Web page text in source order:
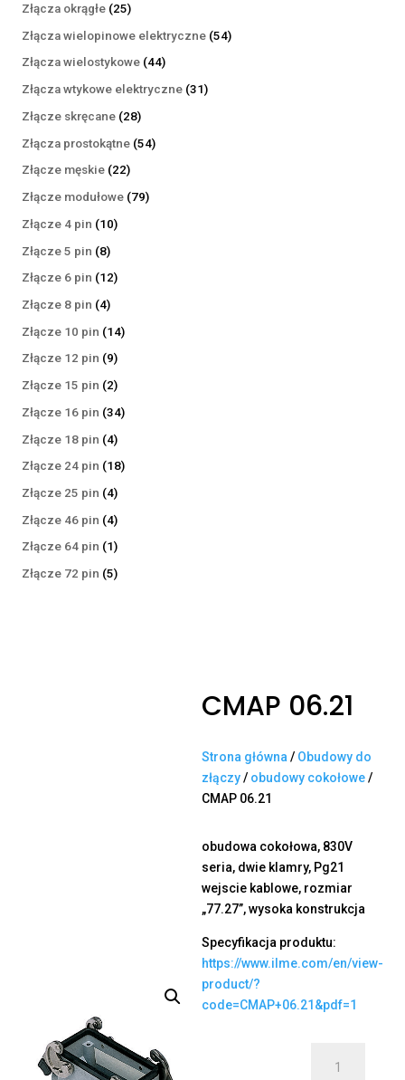
Złącza okrągłe 2525
produktów
Złącza wielopinowe elektryczne 5454
Złącza wielostykowe 4444
produkty
Złącza wtykowe elektryczne 3131
Złącze skręcane 2828
produktów
Złącza prostokątne 5454
Złącze męskie 2222
produkty
Złącze modułowe 7979
Złącze 4 pin 1010
Złącze 5 pin 88
produktów
Złącze 6 pin 1212
Złącze 8 pin 44
produkty
Złącze 10 pin 1414
Złącze 12 pin 99
produktów
Złącze 15 pin 22
produkty
Złącze 16 pin 3434
Złącze 18 pin 44
produkty
Złącze 24 pin 1818
Złącze 25 pin 44
produkty
Złącze 46 pin 44
produkty
Złącze 64 pin 11
produkt
Złącze 72 pin 55
CMAP 06.21
Strona główna / Obudowy do
złączy/ obudowy cokołowe/
CMAP 06.21
obudowa cokołowa, 830V
seria, dwie klamry, Pg21
wejscie kablowe, rozmiar
„77.27”, wysoka konstrukcja
Specyfikacja produktu:
https://www.ilme.com/en/view-
product/?
code=CMAP+06.21&pdf=1
CMAP